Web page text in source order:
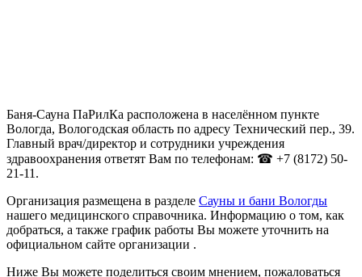
Баня-Сауна ПаРилКа расположена в населённом пункте
Вологда, Вологодская область по адресу Технический пер., 39.
Главный врач/директор и сотрудники учреждения
здравоохранения ответят Вам по телефонам: ☎ +7 (8172) 50-
21-11.
Организация размещена в разделе Сауны и бани Вологды
нашего медицинского справочника. Информацию о том, как
добраться, а также график работы Вы можете уточнить на
официальном сайте организации .
Ниже Вы можете поделиться своим мнением, пожаловаться